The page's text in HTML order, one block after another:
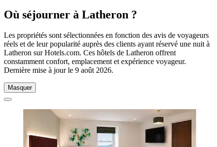
Où séjourner à Latheron ?
Les propriétés sont sélectionnées en fonction des avis de voyageurs
réels et de leur popularité auprès des clients ayant réservé une nuit à
Latheron sur Hotels.com. Ces hôtels de Latheron offrent
constamment confort, emplacement et expérience voyageur.
Dernière mise à jour le 9 août 2026.
Masquer